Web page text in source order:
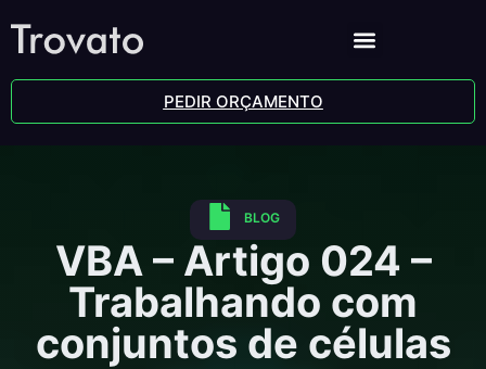
PEDIR ORÇAMENTO
BLOG
VBA – Artigo 024 –
Trabalhando com
conjuntos de células